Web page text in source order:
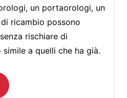
un portaorologi, un
ricambio possono
rischiare di
a quelli che ha già.